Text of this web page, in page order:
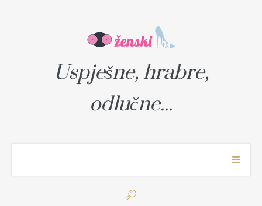
Uspješne, hrabre,
odlučne...